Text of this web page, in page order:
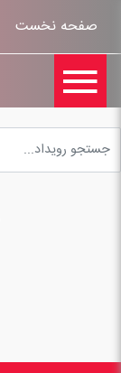
صفحه نخست
تماس با ما
